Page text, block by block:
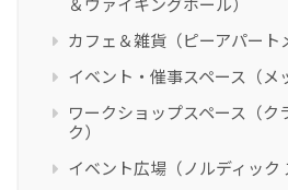
カフェ＆雑貨（ピーアパート
イベント・催事スペース（メ
ワークショップスペース（ク
ク）
イベント広場（ノルディック